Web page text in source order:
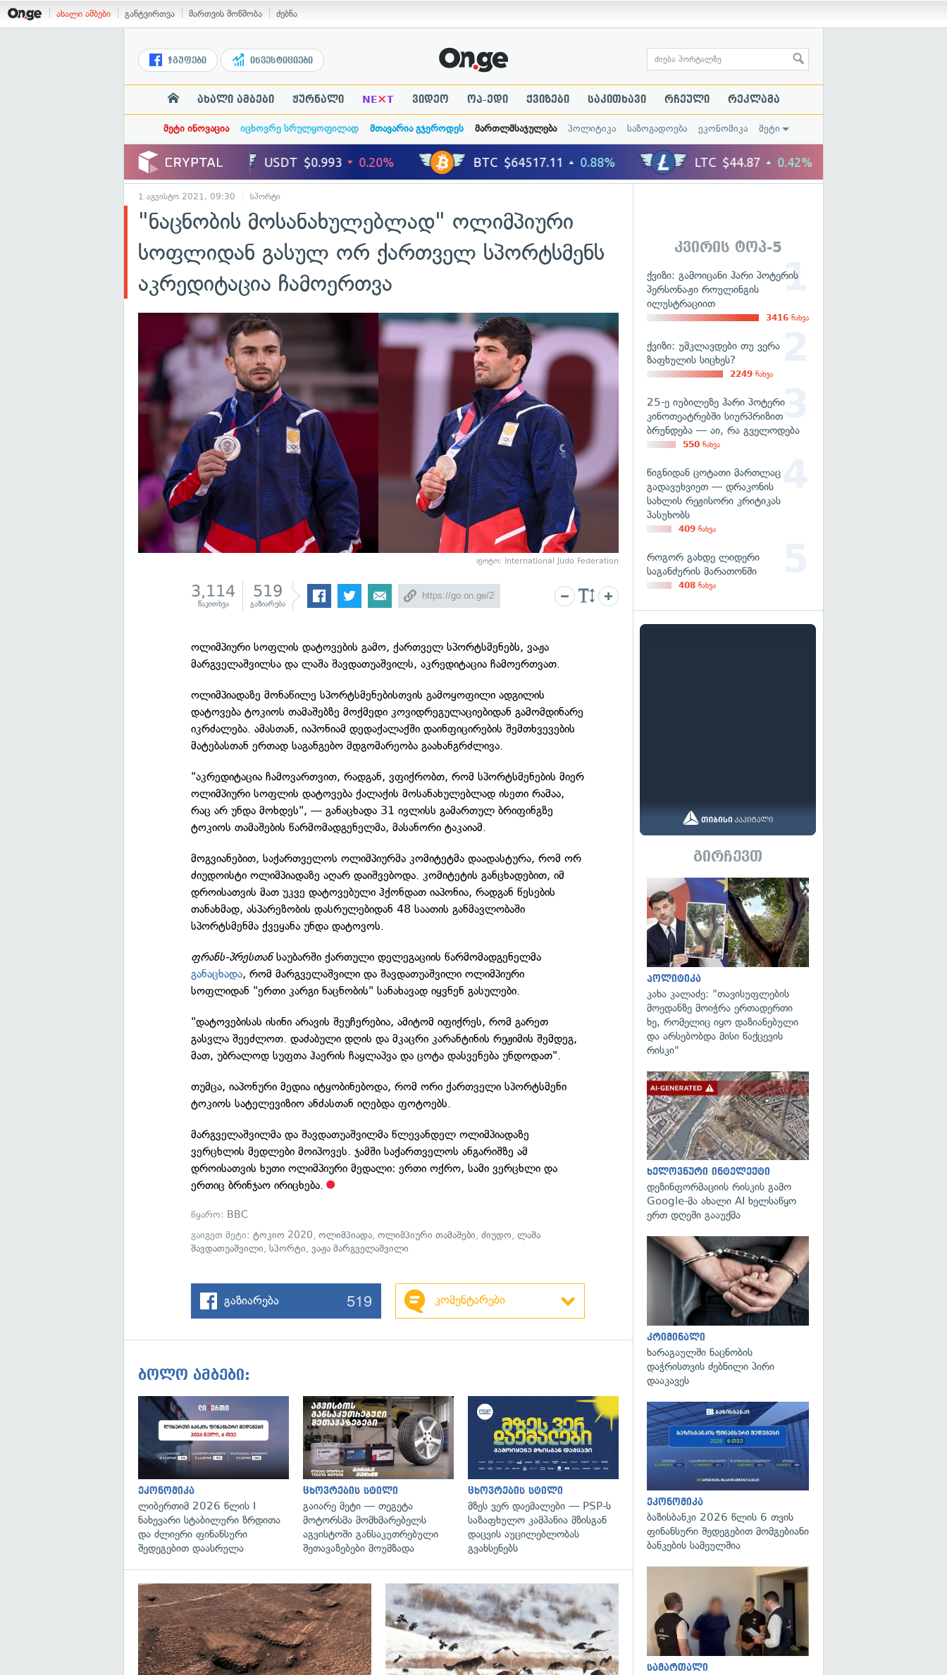
ახალი ამბები განტვირთვა მართვის მოწმობა ძებნა
ჯგუფები ინვესტიციები
ახალი ამბები ჟურნალი NE×T ვიდეო ოპ-ედი ქვიზები საკითხავი რჩეული რეკლამა
მეტი ინოვაცია იცხოვრე სრულყოფილად მთავარია გჯეროდეს მართლმსაჯულება პოლიტიკა საზოგადოება ეკონომიკა მეტი
1 აგვისტო 2021, 09:30 სპორტი
"ნაცნობის მოსანახულებლად" ოლიმპიური
სოფლიდან გასულ ორ ქართველ სპორტსმენს
აკრედიტაცია ჩამოერთვა
ფოტო: International Judo Federation
3,114
წაკითხვა
519
გაზიარება
ოლიმპიური სოფლის დატოვების გამო, ქართველ სპორტსმენებს, ვაჟა
მარგველაშვილსა და ლაშა შავდათუაშვილს, აკრედიტაცია ჩამოერთვათ.
ოლიმპიადაზე მონაწილე სპორტსმენებისთვის გამოყოფილი ადგილის
დატოვება ტოკიოს თამაშებზე მოქმედი კოვიდრეგულაციებიდან გამომდინარე
იკრძალება. ამასთან, იაპონიამ დედაქალაქში დაინფიცირების შემთხვევების
მატებასთან ერთად საგანგებო მდგომარეობა გაახანგრძლივა.
"აკრედიტაცია ჩამოვართვით, რადგან, ვფიქრობთ, რომ სპორტსმენების მიერ
ოლიმპიური სოფლის დატოვება ქალაქის მოსანახულებლად ისეთი რამაა,
რაც არ უნდა მოხდეს", — განაცხადა 31 ივლისს გამართულ ბრიფინგზე
ტოკიოს თამაშების წარმომადგენელმა, მასანორი ტაკაიამ.
მოგვიანებით, საქართველოს ოლიმპიურმა კომიტეტმა დაადასტურა, რომ ორ
ძიუდოისტი ოლიმპიადაზე აღარ დაიშვებოდა. კომიტეტის განცხადებით, იმ
დროისათვის მათ უკვე დატოვებული ჰქონდათ იაპონია, რადგან წესების
თანახმად, ასპარეზობის დასრულებიდან 48 საათის განმავლობაში
სპორტსმენმა ქვეყანა უნდა დატოვოს.
ფრანს-პრესთანსაუბარში ქართული დელეგაციის წარმომადგენელმა
განაცხადა, რომ მარგველაშვილი და შავდათუაშვილი ოლიმპიური
სოფლიდან "ერთი კარგი ნაცნობის" სანახავად იყვნენ გასულები.
"დატოვებისას ისინი არავის შეუჩერებია, ამიტომ იფიქრეს, რომ გარეთ
გასვლა შეეძლოთ. დაძაბული დღის და მკაცრი კარანტინის რეჟიმის შემდეგ,
მათ, უბრალოდ სუფთა ჰაერის ჩაყლაპვა და ცოტა დასვენება უნდოდათ".
თუმცა, იაპონური მედია იტყობინებოდა, რომ ორი ქართველი სპორტსმენი
ტოკიოს სატელევიზიო ანძასთან იღებდა ფოტოებს.
მარგველაშვილმა და შავდათუაშვილმა წლევანდელ ოლიმპიადაზე
ვერცხლის მედლები მოიპოვეს. ჯამში საქართველოს ანგარიშზე ამ
დროისათვის ხუთი ოლიმპიური მედალი: ერთი ოქრო, სამი ვერცხლი და
ერთიც ბრინჯაო ირიცხება.
წყარო: BBC
გაიგეთ მეტი:ტოკიო 2020,ოლიმპიადა,ოლიმპიური თამაშები,ძიუდო,ლაშა
შავდათუაშვილი,სპორტი,ვაჟა მარგველაშვილი
გაზიარება 519 კომენტარები
ბოლო ამბები:
ეკონომიკა
ლიბერთიმ 2026 წლის I
ნახევარი სტაბილური ზრდითა
და ძლიერი ფინანსური
შედეგებით დაასრულა
ცხოვრების სტილი
გაიარე მეტი — თეგეტა
მოტორსმა მომხმარებელს
აგვისტოში განსაკუთრებული
შეთავაზებები მოუმზადა
ცხოვრების სტილი
მზეს ვერ დაემალები — PSP-ს
საზაფხულო კამპანია მზისგან
დაცვის აუცილებლობას
გვახსენებს
გადახედვა გადახედვა
კვირის ტოპ-5
ქვიზი: გამოიცანი ჰარი პოტერის
პერსონაჟი როულინგის
ილუსტრაციით
3416 ნახვა
ქვიზი: უმკლავდები თუ ვერა
ზაფხულის სიცხეს?
2249 ნახვა
25-ე იუბილეზე ჰარი პოტერი
კინოთეატრებში სიურპრიზით
ბრუნდება — აი, რა გველოდება
550 ნახვა
წიგნიდან ცოტათი მართლაც
გადავუხვიეთ — დრაკონის
სახლის რეჟისორი კრიტიკას
პასუხობს
409 ნახვა
როგორ გახდე ლიდერი
საგანძურის მარათონში
408 ნახვა
გირჩევთ
პოლიტიკა
კახა კალაძე: "თავისუფლების
მოედანზე მოიჭრა ერთადერთი
ხე, რომელიც იყო დაზიანებული
და არსებობდა მისი წაქცევის
რისკი"
ხელოვნური ინტელექტი
დეზინფორმაციის რისკის გამო
Google-მა ახალი AI ხელსაწყო
ერთ დღეში გააუქმა
კრიმინალი
ხარაგაულში ნაცნობის
დაჭრისთვის ძებნილი პირი
დააკავეს
ეკონომიკა
ბაზისბანკი 2026 წლის 6 თვის
ფინანსური შედეგებით მომგებიანი
ბანკების სამეულშია
სამართალი